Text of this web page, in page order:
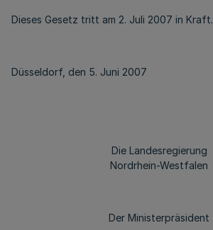
Dieses Gesetz tritt am 2. Juli 2007 in Kraft.
Düsseldorf, den 5. Juni 2007
Die Landesregierung
Nordrhein-Westfalen
Der Ministerpräsident